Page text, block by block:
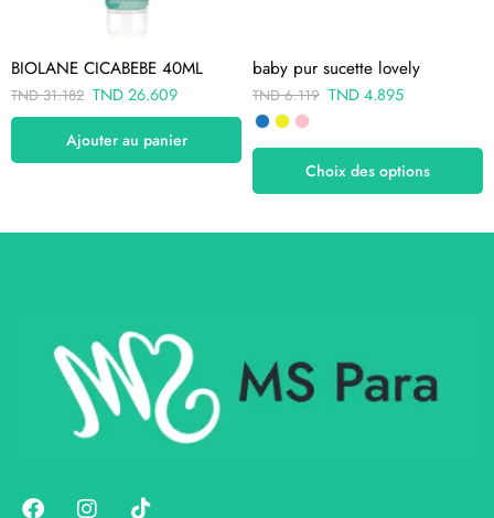
BIOLANE CICABEBE 40ML
TND31.182 TND26.609
Ajouter au panier
baby pur sucette lovely
TND6.119 TND4.895
Choix des options